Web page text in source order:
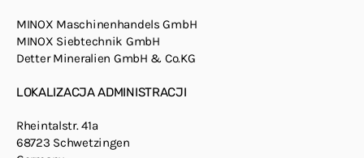
MINOX Maschinenhandels GmbH
MINOX Siebtechnik GmbH
Detter Mineralien GmbH & Co.KG
LOKALIZACJA ADMINISTRACJI
Rheintalstr. 41a
68723 Schwetzingen